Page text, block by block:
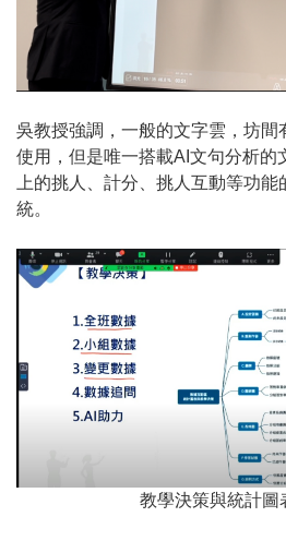
吳教授強調，一般的文字雲，坊間
使用，但是唯一搭載AI文句分析的
上的挑人、計分、挑人互動等功
統。
教學決策與統計圖